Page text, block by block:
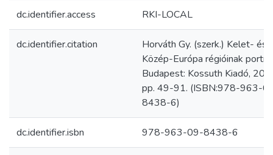
dc.identifier.access RKI-LOCAL
dc.identifier.citation
Horváth Gy. (szerk.) Kelet- és
Közép-Európa régióinak
Budapest: Kossuth Kiadó,
pp. 49-91. (ISBN:978-963-
8438-6)
dc.identifier.isbn 978-963-09-8438-6